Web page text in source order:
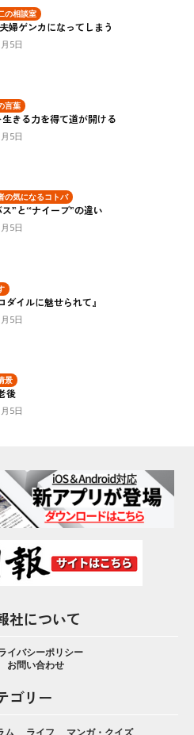
の相談室
婦ゲンカになってしまう
5日
言葉
生きる力を得て道が開ける
5日
の気になるコトバ
”と“ナイーブ”の違い
5日
ダイルに魅せられて』
5日
景
後
5日
社について
イバシーポリシー
お問い合わせ
ゴリー
ム ライフ マンガ・クイズ